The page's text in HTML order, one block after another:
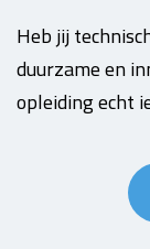
Heb jij
duurzame en
opleiding echt